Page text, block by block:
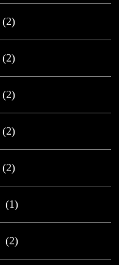
(2)
(2)
(2)
(2)
(2)
(1)
(2)